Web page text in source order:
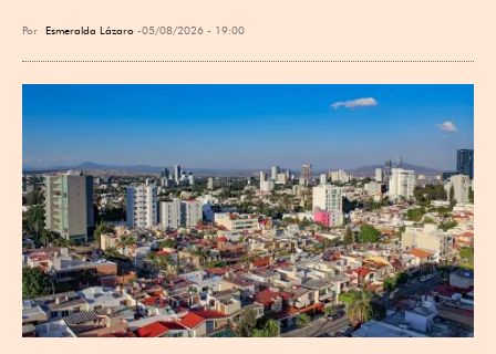
Por Esmeralda Lázaro 05/08/2026 - 19:00